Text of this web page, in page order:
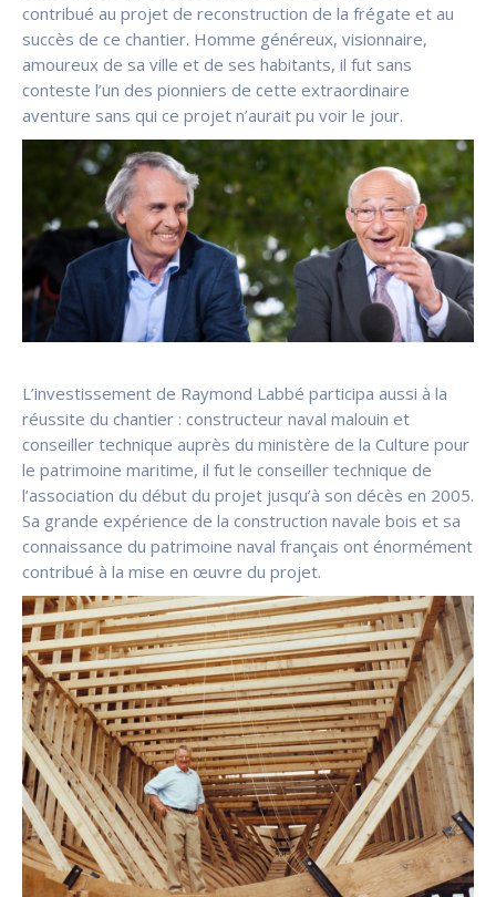
contribué au projet de reconstruction de la frégate et au
succès de ce chantier. Homme généreux, visionnaire,
amoureux de sa ville et de ses habitants, il fut sans
conteste l’un des pionniers de cette extraordinaire
aventure sans qui ce projet n’aurait pu voir le jour.
L’investissement de Raymond Labbé participa aussi à la
réussite du chantier : constructeur naval malouin et
conseiller technique auprès du ministère de la Culture pour
le patrimoine maritime, il fut le conseiller technique de
l’association du début du projet jusqu’à son décès en 2005.
Sa grande expérience de la construction navale bois et sa
connaissance du patrimoine naval français ont énormément
contribué à la mise en œuvre du projet.